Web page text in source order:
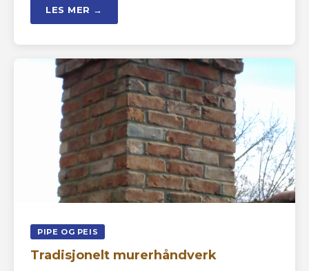
LES MER →
PIPE OG PEIS
Tradisjonelt murerhåndverk